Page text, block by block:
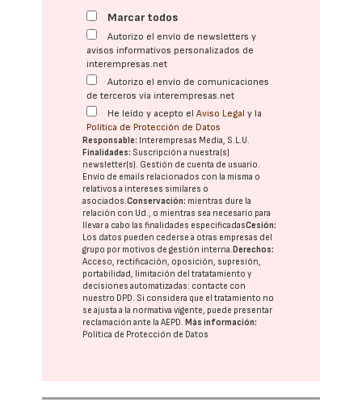
Marcar todos
Autorizo el envío de newsletters y
avisos informativos personalizados de
interempresas.net
Autorizo el envío de comunicaciones
de terceros vía interempresas.net
He leído y acepto elAviso Legal y la
Política de Protección de Datos
Responsable: Interempresas Media, S.L.U.
Finalidades: Suscripción a nuestra(s)
newsletter(s). Gestión de cuenta de usuario.
Envío de emails relacionados con la misma o
relativos a intereses similares o
asociados.Conservación: mientras dure la
relación con Ud., o mientras sea necesario para
llevar a cabo las finalidades especificadasCesión:
Los datos pueden cederse a otras empresas del
grupo por motivos de gestión interna. Derechos:
Acceso, rectificación, oposición, supresión,
portabilidad, limitación del tratatamiento y
decisiones automatizadas: contacte con
nuestro DPD. Si considera que el tratamiento no
se ajusta a la normativa vigente, puede presentar
reclamación ante laAEPD. Más información:
Política de Protección de Datos